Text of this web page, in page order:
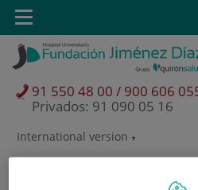
Saltar al contenido
Saltar
contenido
Selector
de
International version
91 550 48 00 / 900 606
Privados: 91 090 05 16
Toggle
navigation